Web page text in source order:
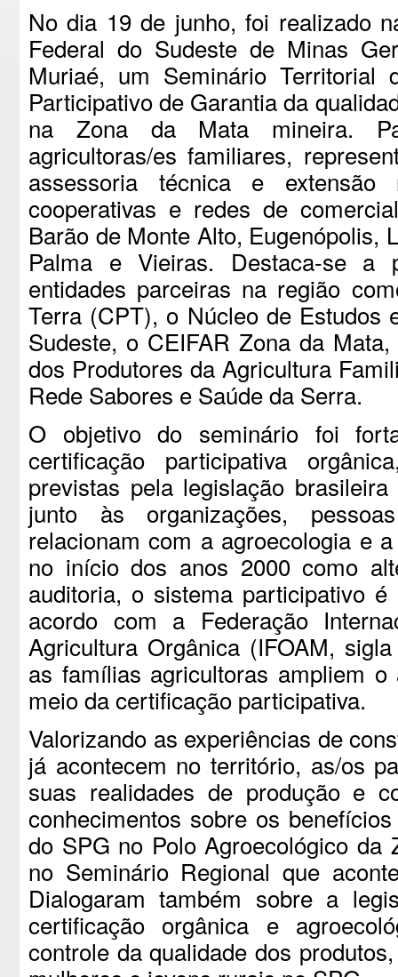
No dia 19 de junho, foi realizado
Federal do Sudeste de Minas
Muriaé, um Seminário Territorial
Participativo de Garantia da
na Zona da Mata mineira.
agricultoras/es familiares,
assessoria técnica e
cooperativas e redes de
Barão de Monte Alto, Eugenópolis,
Palma e Vieiras. Destaca-se a
entidades parceiras na região
Terra (CPT), o Núcleo de Estudos
Sudeste, o CEIFAR Zona da
dos Produtores da Agricultura
Rede Sabores e Saúde da Serra.
O objetivo do seminário foi
certificação participativa
previstas pela legislação
junto às organizações,
relacionam com a agroecologia e
no início dos anos 2000 como
auditoria, o sistema participativo
acordo com a Federação
Agricultura Orgânica (IFOAM,
as famílias agricultoras ampliem
meio da certificação participativa.
Valorizando as experiências de
já acontecem no território, as/os
suas realidades de produção e
conhecimentos sobre os
do SPG no Polo Agroecológico da
no Seminário Regional que
Dialogaram também sobre a
certificação orgânica e
controle da qualidade dos